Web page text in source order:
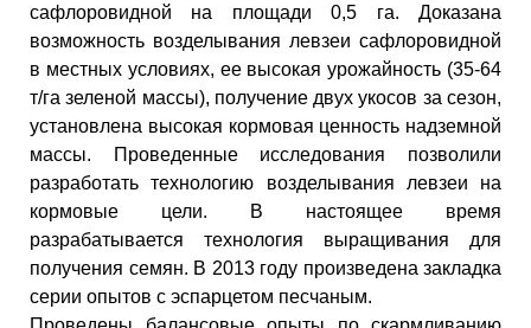
сафлоровидной на площади 0,5 га. Доказана
возможность возделывания левзеи сафлоровидной
в местных условиях, ее высокая урожайность (35-64
т/га зеленой массы), получение двух укосов за сезон,
установлена высокая кормовая ценность надземной
массы. Проведенные исследования позволили
разработать технологию возделывания левзеи на
кормовые цели. В настоящее время
разрабатывается технология выращивания для
получения семян. В 2013 году произведена закладка
серии опытов с эспарцетом песчаным.